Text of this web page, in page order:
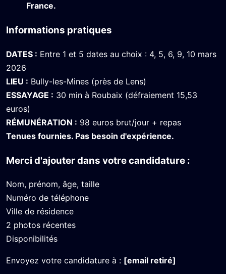
France.
Informations pratiques
DATES : Entre 1 et 5 dates au choix : 4, 5, 6, 9, 10 mars
2026
LIEU : Bully-les-Mines (près de Lens)
ESSAYAGE : 30 min à Roubaix (défraiement 15,53
euros)
RÉMUNÉRATION : 98 euros brut/jour + repas
Tenues fournies. Pas besoin d'expérience.
Merci d'ajouter dans votre candidature :
Nom, prénom, âge, taille
Numéro de téléphone
Ville de résidence
2 photos récentes
Disponibilités
Envoyez votre candidature à : [email retiré]